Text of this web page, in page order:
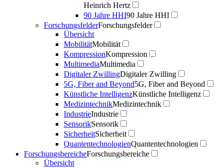
Heinrich Hertz
90 Jahre HHI90 Jahre HHI
ForschungsfelderForschungsfelder
Übersicht
MobilitätMobilität
KompressionKompression
MultimediaMultimedia
Digitaler ZwillingDigitaler Zwilling
5G, Fiber and Beyond5G, Fiber and Beyond
Künstliche IntelligenzKünstliche Intelligenz
MedizintechnikMedizintechnik
IndustrieIndustrie
SensorikSensorik
SicherheitSicherheit
QuantentechnologienQuantentechnologien
ForschungsbereicheForschungsbereiche
Übersicht